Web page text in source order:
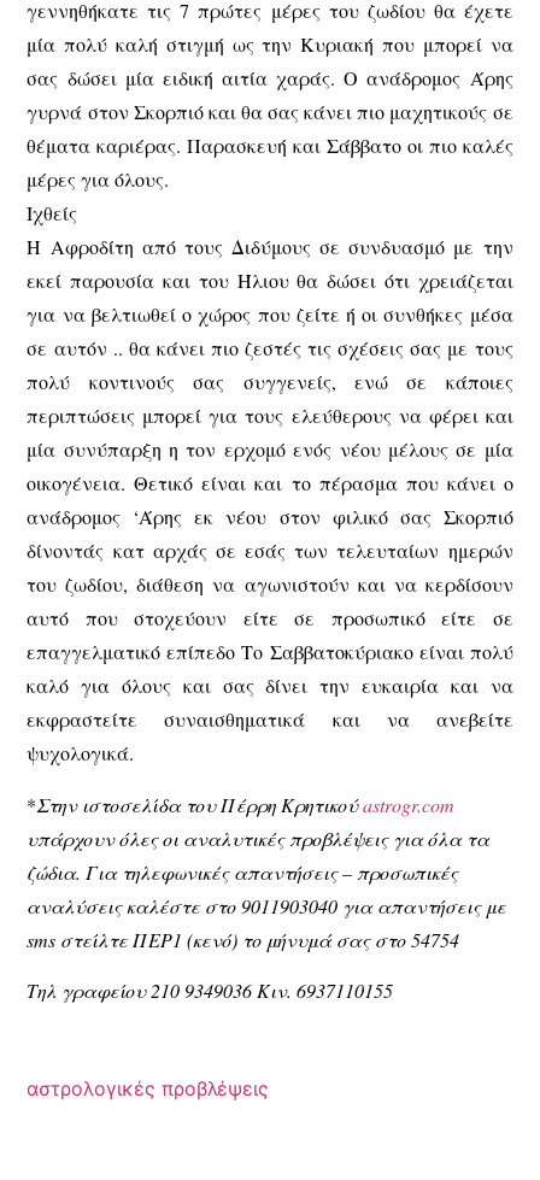
γεννηθήκατε τις 7 πρώτες μέρες του ζωδίου θα έχετε
μία πολύ καλή στιγμή ως την Κυριακή που μπορεί να
σας δώσει μία ειδική αιτία χαράς. Ο ανάδρομος Άρης
γυρνά στον Σκορπιό και θα σας κάνει πιο μαχητικούς σε
θέματα καριέρας. Παρασκευή και Σάββατο οι πιο καλές
μέρες για όλους.
Ιχθείς
Η Αφροδίτη από τους Διδύμους σε συνδυασμό με την
εκεί παρουσία και του Ήλιου θα δώσει ότι χρειάζεται
για να βελτιωθεί ο χώρος που ζείτε ή οι συνθήκες μέσα
σε αυτόν .. θα κάνει πιο ζεστές τις σχέσεις σας με τους
πολύ κοντινούς σας συγγενείς, ενώ σε κάποιες
περιπτώσεις μπορεί για τους ελεύθερους να φέρει και
μία συνύπαρξη η τον ερχομό ενός νέου μέλους σε μία
οικογένεια. Θετικό είναι και το πέρασμα που κάνει ο
ανάδρομος ‘Άρης εκ νέου στον φιλικό σας Σκορπιό
δίνοντάς κατ αρχάς σε εσάς των τελευταίων ημερών
του ζωδίου, διάθεση να αγωνιστούν και να κερδίσουν
αυτό που στοχεύουν είτε σε προσωπικό είτε σε
επαγγελματικό επίπεδο Το Σαββατοκύριακο είναι πολύ
καλό για όλους και σας δίνει την ευκαιρία και να
εκφραστείτε συναισθηματικά και να ανεβείτε
ψυχολογικά.
*Στην ιστοσελίδα του Πέρρη Κρητικούastrogr.com
υπάρχουν όλες οι αναλυτικές προβλέψεις για όλα τα
ζώδια. Για τηλεφωνικές απαντήσεις – προσωπικές
αναλύσεις καλέστε στο 9011903040 για απαντήσεις με
sms στείλτε ΠΕΡ1 (κενό) το μήνυμά σας στο 54754
Τηλ γραφείου 210 9349036 Κιν. 6937110155
αστρολογικές προβλέψεις